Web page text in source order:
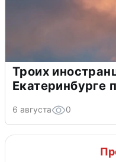
Троих
Екатеринбурге
6 августа 0